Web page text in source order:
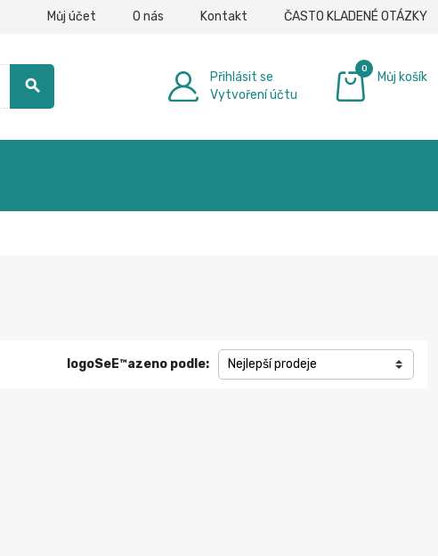
Můj účet O nás Kontakt ČASTO KLADENÉ OTÁZKY
search
Přihlásit se
Vytvoření účtu
0
Můj košík
logoSeЕ™azeno podle: Nejlepší prodeje